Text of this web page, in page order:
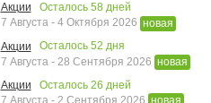
Акции
Осталось 58дней
7 Августа - 4 Октября 2026 новая
Акции
Осталось 52 дня
7 Августа - 28 Сентября 2026 новая
Акции
Осталось 26 дней
7 Августа - 2 Сентября 2026 новая